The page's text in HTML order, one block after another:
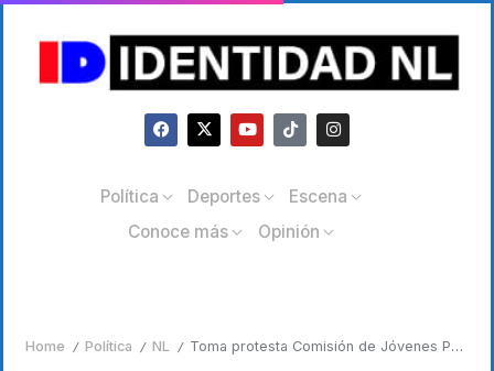
Política Deportes
Escena
Conoce más
Opinión
Home / Política / NL / Toma protesta Comisión de Jóvenes Postulantes del Colegio de Abogados